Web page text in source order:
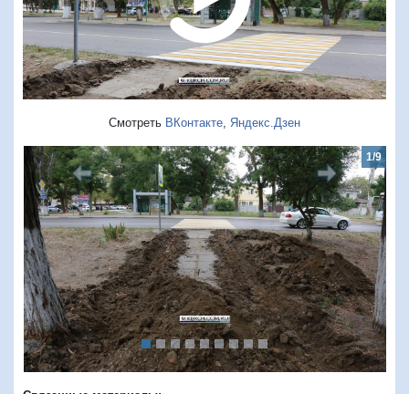
Смотреть ВКонтакте Яндекс.Дзен
1/9
Предыдущий